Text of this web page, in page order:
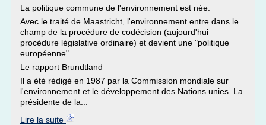
La politique commune de l'environnement est née.
Avec le traité de Maastricht, l'environnement entre dans le
champ de la procédure de codécision (aujourd'hui
procédure législative ordinaire) et devient une "politique
européenne".
Le rapport Brundtland
Il a été rédigé en 1987 par la Commission mondiale sur
l'environnement et le développement des Nations unies. La
présidente de la...
Lire la suite